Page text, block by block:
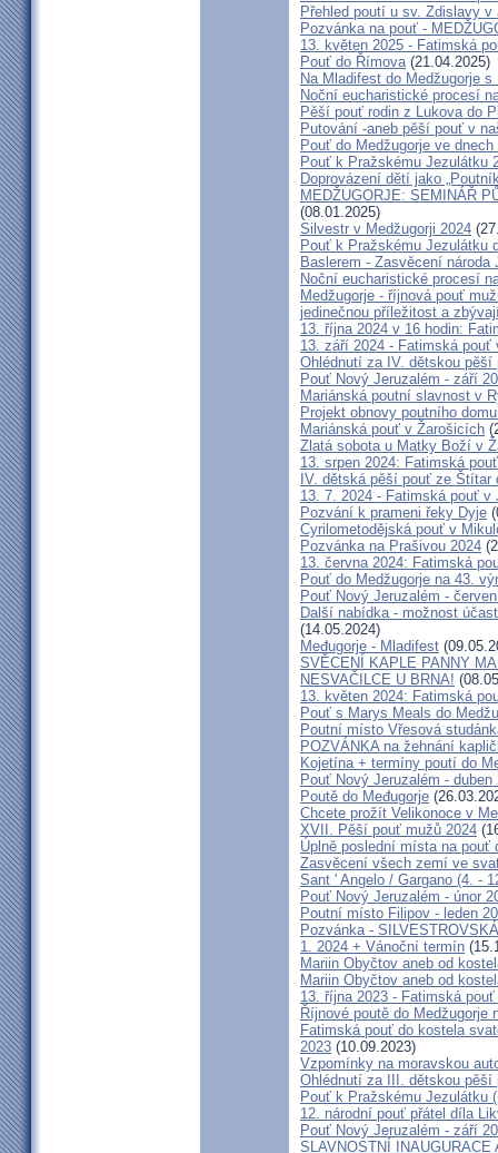
Přehled poutí u sv. Zdislavy
Pozvánka na pouť -
13. květen 2025 - Fatimská
Pouť do Římova(21.04.2025)
Na Mladifest do Medžugorje s
Noční eucharistické procesí
Pěší pouť rodin z Lukova do
Putování -aneb pěší pouť v
Pouť do Medžugorje ve
Pouť k Pražskému Jezulátku
Doprovázení dětí jako
MEDŽUGORJE: SEMINÁŘ
(08.01.2025)
Silvestr v Medžugorji 2024
Pouť k Pražskému Jezulátku
Baslerem - Zasvěcení národa
Noční eucharistické procesí
Medžugorje - říjnová pouť
jedinečnou příležitost a
13. října 2024 v 16 hodin:
13. září 2024 - Fatimská pouť
Ohlédnutí za IV. dětskou
Pouť Nový Jeruzalém - září
Mariánská poutní slavnost v
Projekt obnovy poutního
Mariánská pouť v Žarošicích
Zlatá sobota u Matky Boží v
13. srpen 2024: Fatimská
IV. dětská pěší pouť ze Štítar
13. 7. 2024 - Fatimská pouť
Pozvání k prameni řeky Dyje
Cyrilometodějská pouť v
Pozvánka na Prašivou 2024
13. června 2024: Fatimská
Pouť do Medžugorje na 43.
Pouť Nový Jeruzalém -
Další nabídka - možnost
(14.05.2024)
Međugorje - Mladifest
SVĚCENÍ KAPLE PANNY
NESVAČILCE U BRNA!
13. květen 2024: Fatimská
Pouť s Marys Meals do
Poutní místo Vřesová
POZVÁNKA na žehnání
Kojetína + termíny poutí do
Pouť Nový Jeruzalém - duben
Poutě do Međugorje
Chcete prožít Velikonoce v
XVII. Pěší pouť mužů 2024
Úplně poslední místa na pouť
Zasvěcení všech zemí ve
Sant ' Angelo / Gargano (4. -
Pouť Nový Jeruzalém - únor
Poutní místo Filipov - leden
Pozvánka -
1. 2024 + Vánoční termín
Mariin Obyčtov aneb od
Mariin Obyčtov aneb od
13. října 2023 - Fatimská
Říjnové poutě do Medžugorje
Fatimská pouť do kostela
2023 (10.09.2023)
Vzpomínky na moravskou
Ohlédnutí za III. dětskou pěší
Pouť k Pražskému Jezulátku
12. národní pouť přátel díla
Pouť Nový Jeruzalém - září
SLAVNOSTNÍ